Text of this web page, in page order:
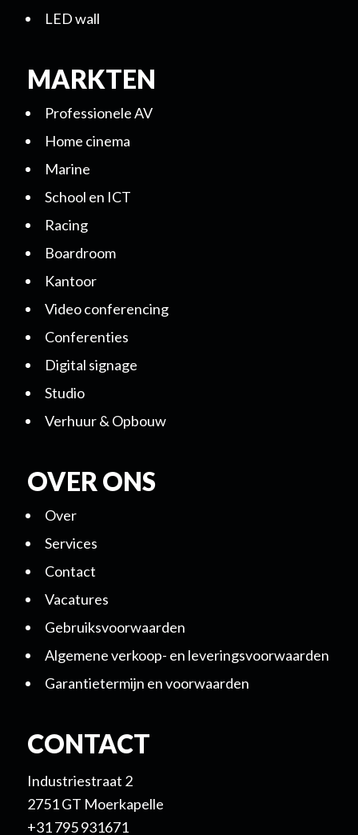
LED wall
MARKTEN
Professionele AV
Home cinema
Marine
School en ICT
Racing
Boardroom
Kantoor
Video conferencing
Conferenties
Digital signage
Studio
Verhuur & Opbouw
OVER ONS
Over
Services
Contact
Vacatures
Gebruiksvoorwaarden
Algemene verkoop- en leveringsvoorwaarden
Garantietermijn en voorwaarden
CONTACT
Industriestraat 2
2751 GT Moerkapelle
+31 795 931671